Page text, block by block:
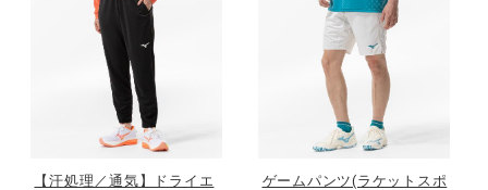
サッカー／フットサル
トレーニング
野球
【汗処理／通気】ドライエ
ゲームパンツ(ラケットスポ